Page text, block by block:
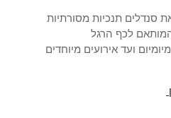
סנדלים תנכיות מסורתיות
המותאם לכף הרגל
ועד אירועים מיוחדים